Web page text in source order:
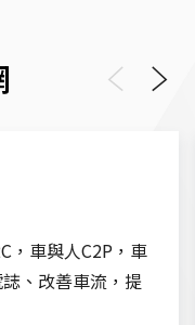
Previous
，車與人C2P，車
、改善車流，提
Next